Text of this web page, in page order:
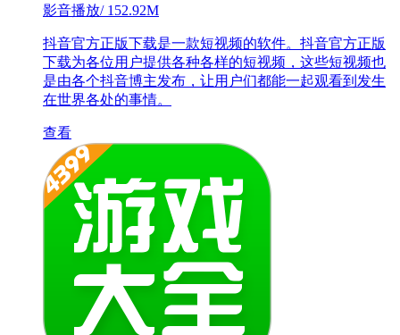
影音播放/152.92M
抖音官方正版下载是一款短视频的软件。抖音官方正版
下载为各位用户提供各种各样的短视频，这些短视频也
是由各个抖音博主发布，让用户们都能一起观看到发生
在世界各处的事情。
查看